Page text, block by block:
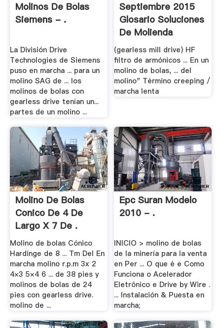
Molinos De Bolas
Siemens - .
La División Drive
Technologies de Siemens
puso en marcha ... para un
molino SAG de ... los
molinos de bolas con
gearless drive tenían un...
partes de un molino ...
Septiembre 2015
Glosario Soluciones
De Molienda
(gearless mill drive) HF
filtro de armónicos ... En un
molino de bolas, ... del
molino" Término creeping /
marcha lenta
Molino De Bolas
Conico De 4 De
Largo X 7 De .
Molino de bolas Cónico
Hardinge de 8 ... Tm Del En
marcha molino r.p.m 3x 2
4×3 5×4 6 ... de 38 pies y
molinos de bolas de 24
pies con gearless drive.
molino de ...
Epc Suran Modelo
2010 - .
INICIO > molino de bolas
de la minería para la venta
en Per ... O que é e Como
Funciona o Acelerador
Eletrônico e Drive by Wire .
... Instalación & Puesta en
marcha;